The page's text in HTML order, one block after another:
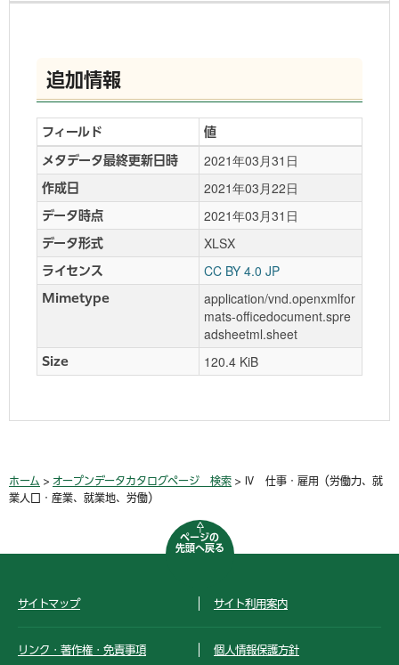
追加情報
フィールド 値
メタデータ最終更新日時 2021年03月31日
作成日 2021年03月22日
データ時点 2021年03月31日
データ形式 XLSX
ライセンス CC BY 4.0 JP
Mimetype
application/vnd.openxmlfor
mats-officedocument.spre
adsheetml.sheet
Size 120.4 KiB
ホーム > オープンデータカタログページ 検索 > Ⅳ 仕事・雇用（労働力、就
業人口・産業、就業地、労働）
ページの
先頭へ戻る
サイトマップ サイト利用案内
リンク・著作権・免責事項 個人情報保護方針